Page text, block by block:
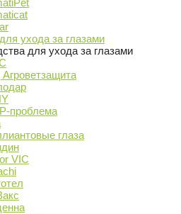
ухода за глазами
для ухода за глазами
проблема
глаза
VIC